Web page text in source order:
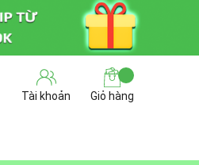
Tài khoản Giỏ hàng